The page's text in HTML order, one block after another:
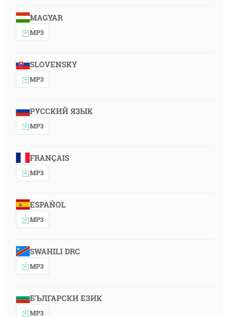
MAGYAR
MP3
SLOVENSKY
MP3
РУССКИЙ ЯЗЫК
MP3
FRANÇAIS
MP3
ESPAÑOL
MP3
SWAHILI DRC
MP3
БЪЛГАРСКИ ЕЗИК
MP3